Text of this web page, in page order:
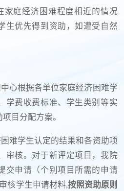
家庭经济困难程度相近的情况
生优先得到资助，如遭受自然
心根据各单位家庭经济困难学
学费收费标准、学生类别等实
目分配方案。
难学生认定的结果和各资助项
审核。对于新评定项目，我院
交申请（个别项目所需的申请
核学生申请材料,按照资助原则